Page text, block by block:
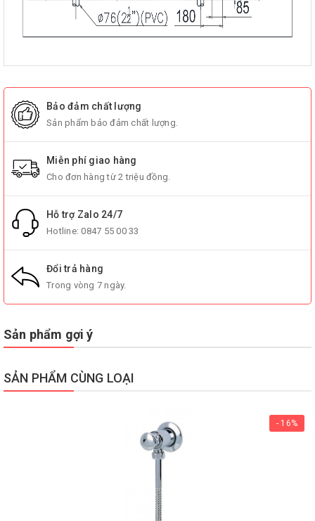
Bảo đảm chất lượng
Sản phẩm bảo đảm chất lượng.
Miễn phí giao hàng
Cho đơn hàng từ 2 triệu đồng.
Hỗ trợ Zalo 24/7
Hotline:0847 55 00 33
Đổi trả hàng
Trong vòng 7 ngày.
Sản phẩm gợi ý
SẢN PHẨM CÙNG LOẠI
- 16%